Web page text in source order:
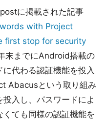
に掲載された記事
with Project
first stop for security
末までにAndroid搭載の
代わる認証機能を投入
Abacusという取り組み
入し、パスワードによ
ても同様の認証機能を